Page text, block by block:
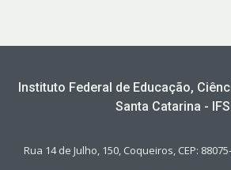
Instituto Federal de Educação,
Santa Catarina -
Rua 14 de Julho, 150, Coqueiros, CEP: